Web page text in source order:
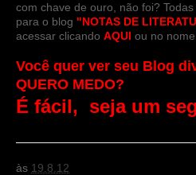
com chave de ouro, não foi?
para o blog "NOTAS DE
acessar clicando AQUI ou no
Você quer ver seu Blog
QUERO MEDO?
É fácil, seja um
às 19.8.12